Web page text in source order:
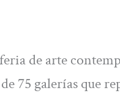
de arte
75 galerías que